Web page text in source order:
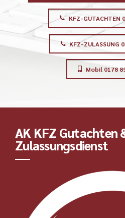
KFZ-GUTACHTEN
KFZ-ZULASSUNG
Mobil 0178
AK KFZ Gutachten
Zulassungsdienst